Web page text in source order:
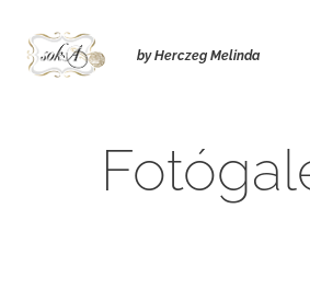
by Herczeg Melinda